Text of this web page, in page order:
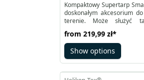
Kompaktowy Supertarp
doskonałym akcesorium
terenie. Może służyć
wzmocnionego
w kształcie prostokąta.
sprawdzającego się w
Supertarp, również z linii
from 219,99 zł*
Show options